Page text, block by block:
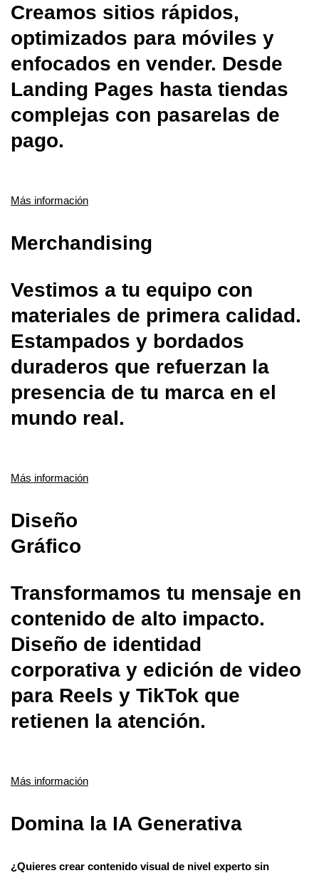
Creamos sitios rápidos,
optimizados para móviles y
enfocados en vender. Desde
Landing Pages hasta tiendas
complejas con pasarelas de
pago.
Más información
Merchandising
Vestimos a tu equipo con
materiales de primera calidad.
Estampados y bordados
duraderos que refuerzan la
presencia de tu marca en el
mundo real.
Más información
Diseño
Gráfico
Transformamos tu mensaje en
contenido de alto impacto.
Diseño de identidad
corporativa y edición de video
para Reels y TikTok que
retienen la atención.
Más información
Domina la IA Generativa
¿Quieres crear contenido visual de nivel experto sin